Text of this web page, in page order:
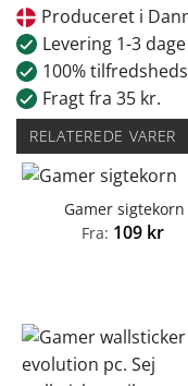
Produceret i
Levering 1-3 dage
100%
Fragt fra 35 kr.
RELATEREDE VARER
Gamer sigtekorn
Fra: 109 kr